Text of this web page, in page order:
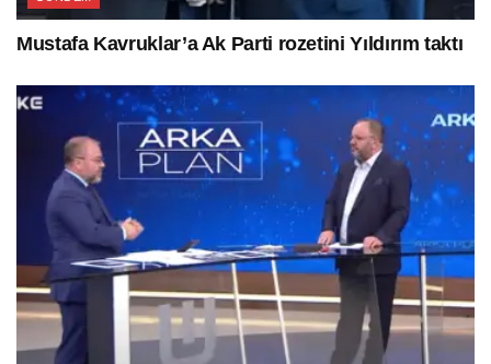
Mustafa Kavruklar’a Ak Parti rozetini Yıldırım taktı